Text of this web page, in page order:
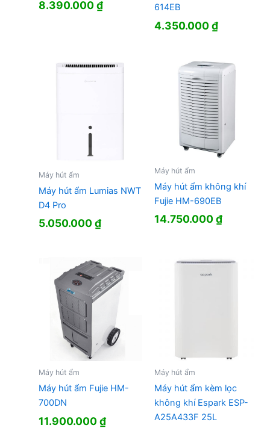
8.390.000₫
614EB
4.350.000₫
Máy hút ẩm
Máy hút ẩm Lumias NWT
D4 Pro
5.050.000₫
Máy hút ẩm
Máy hút ẩm không khí
Fujie HM-690EB
14.750.000₫
Máy hút ẩm
Máy hút ẩm Fujie HM-
700DN
11.900.000₫
Máy hút ẩm
Máy hút ẩm kèm lọc
không khí Espark ESP-
A25A433F 25L